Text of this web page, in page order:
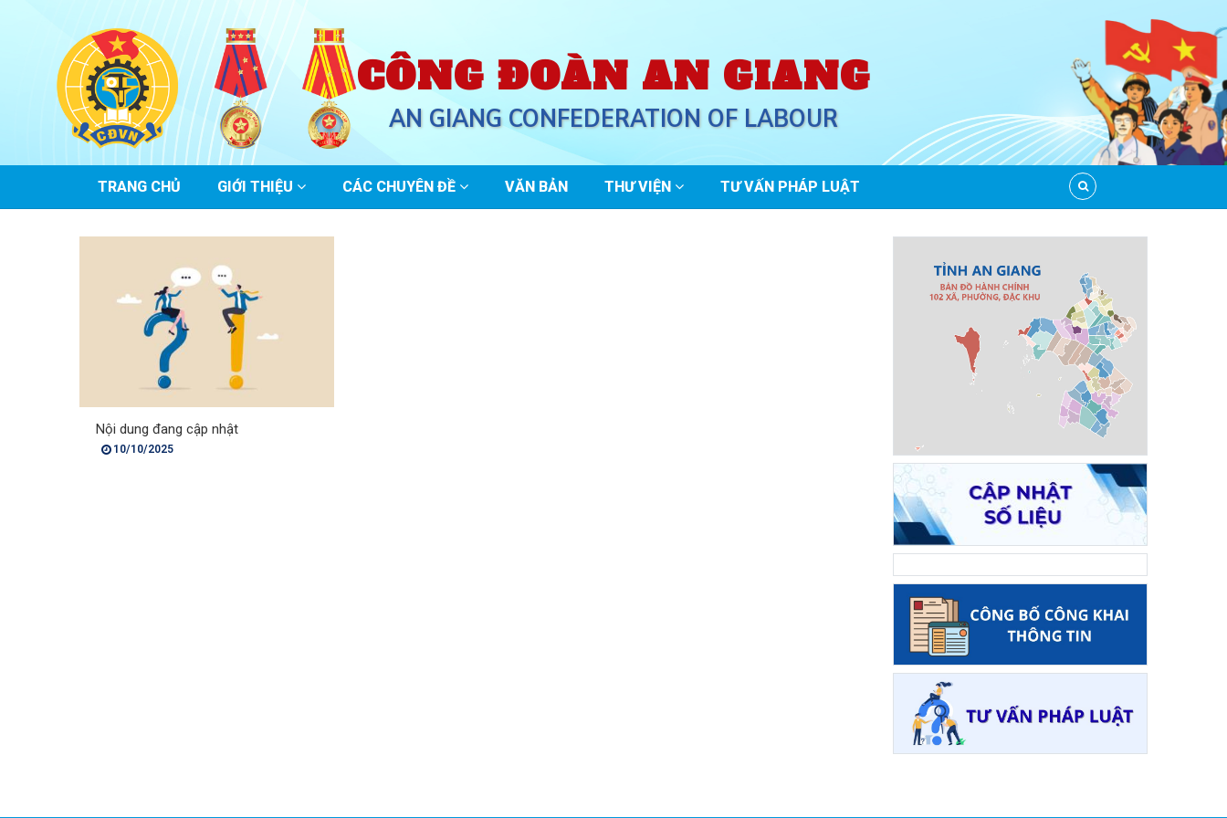
CÔNG ĐOÀN AN GIANG
AN GIANG CONFEDERATION OF LABOUR
MAIN
NAVIGATION
TRANG CHỦ GIỚI THIỆU CÁC CHUYÊN ĐỀ VĂN BẢN THƯ VIỆN TƯ VẤN PHÁP LUẬT
Nội dung đang cập nhật
10/10/2025